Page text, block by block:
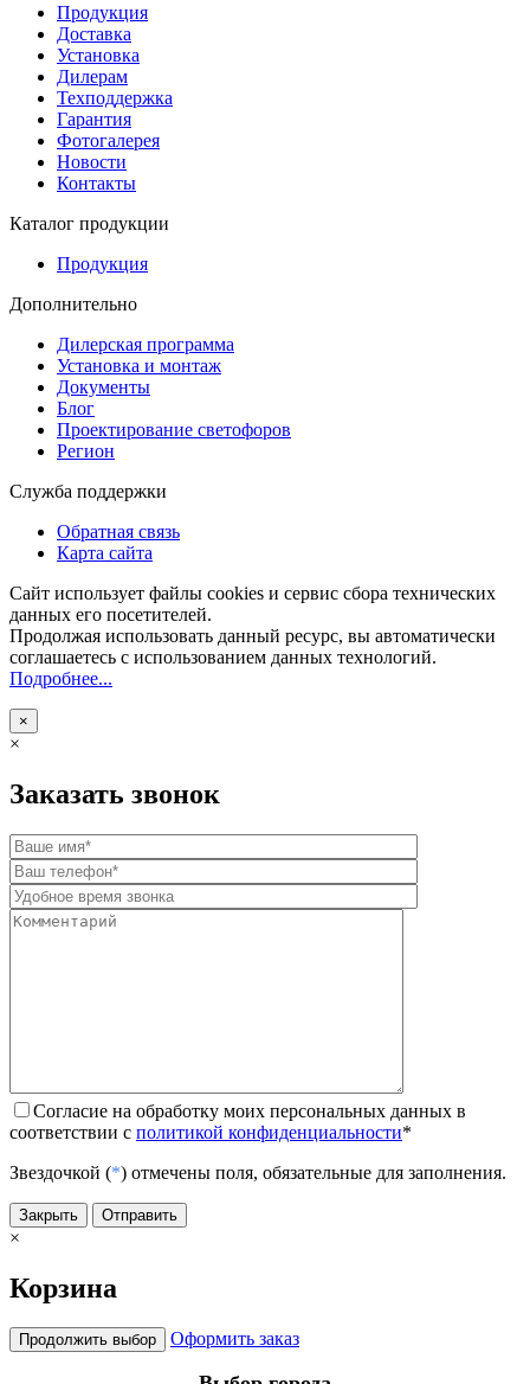
Продукция
Доставка
Установка
Дилерам
Техподдержка
Гарантия
Фотогалерея
Новости
Контакты
Каталог продукции
Продукция
Дополнительно
Дилерская программа
Установка и монтаж
Документы
Блог
Проектирование светофоров
Регион
Служба поддержки
Обратная связь
Карта сайта
Сайт использует файлы cookies и сервис сбора технических
данных его посетителей.
Продолжая использовать данный ресурс, вы автоматически
соглашаетесь с использованием данных технологий.
Подробнее...
×
×
Заказать звонок
Согласие на обработку моих персональных данных в
соответствии с политикой конфиденциальности*
Звездочкой (*) отмечены поля, обязательные для заполнения.
Закрыть Отправить
×
Корзина
Продолжить выбор Оформить заказ